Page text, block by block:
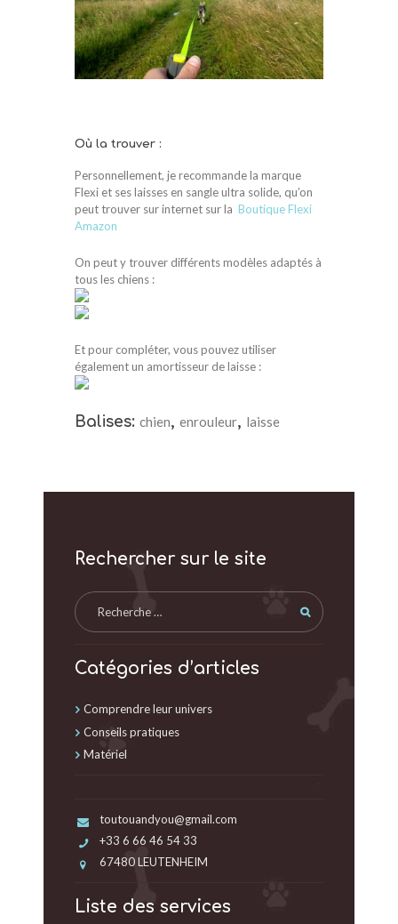
Où la trouver :
Personnellement, je recommande la marque
Flexi et ses laisses en sangle ultra solide, qu’on
peut trouver sur internet sur la Boutique Flexi
Amazon
On peut y trouver différents modèles adaptés à
tous les chiens :
Et pour compléter, vous pouvez utiliser
également un amortisseur de laisse :
Balises: chien, enrouleur, laisse
Rechercher sur le site
Catégories d’articles
Comprendre leur univers
Conseils pratiques
Matériel
toutouandyou@gmail.com
+33 6 66 46 54 33
67480 LEUTENHEIM
Liste des services